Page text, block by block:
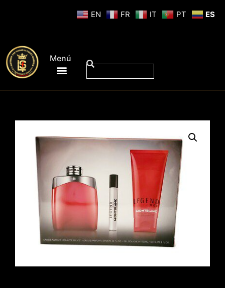
Menú
EN FR IT PT ES